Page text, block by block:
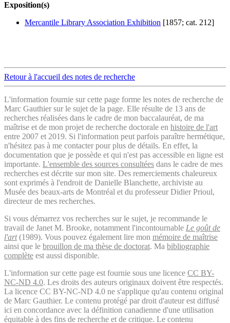
Exposition(s)
Mercantile Library Association Exhibition [1857; cat. 212]
Retour à l'accueil des notes de recherche
L'information fournie sur cette page forme les notes de recherche de
Marc Gauthier sur le sujet de la page. Elle résulte de 13 ans de
recherches réalisées dans le cadre de mon baccalauréat, de ma
maîtrise et de mon projet de recherche doctorale en histoire de l'art
entre 2007 et 2019. Si l'information peut parfois paraître hermétique,
n'hésitez pas à me contacter pour plus de détails. En effet, la
documentation que je possède et qui n'est pas accessible en ligne est
importante. L'ensemble des sources consultées dans le cadre de mes
recherches est décrite sur mon site. Des remerciements chaleureux
sont exprimés à l'endroit de Danielle Blanchette, archiviste au
Musée des beaux-arts de Montréal et du professeur Didier Prioul,
directeur de mes recherches.
Si vous démarrez vos recherches sur le sujet, je recommande le
travail de Janet M. Brooke, notamment l'incontournable Le goût de
l'art(1989). Vous pouvez également lire mon mémoire de maîtrise
ainsi que le brouillon de ma thèse de doctorat. Ma bibliographie
complète est aussi disponible.
L'information sur cette page est fournie sous une licence CC BY-
NC-ND 4.0. Les droits des auteurs originaux doivent être respectés.
La licence CC BY-NC-ND 4.0 ne s'applique qu'au contenu original
de Marc Gauthier. Le contenu protégé par droit d'auteur est diffusé
ici en concordance avec la définition canadienne d'une utilisation
équitable à des fins de recherche et de critique. Le contenu